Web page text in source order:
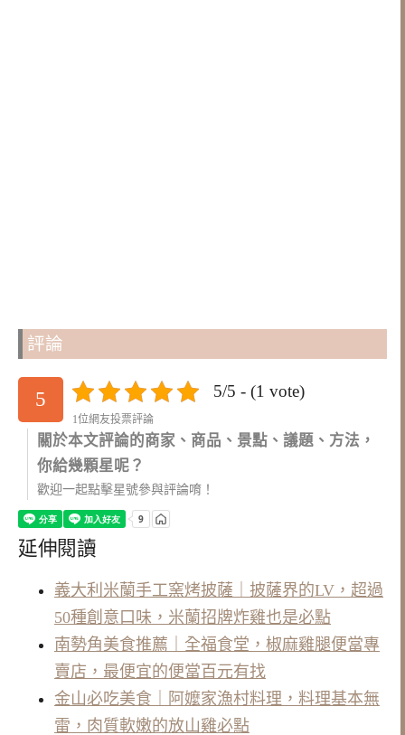
評論
5 5/5 - (1 vote)
1位網友投票評論
關於本文評論的商家、商品、景點、議題、方法，
你給幾顆星呢？
歡迎一起點擊星號參與評論唷！
延伸閱讀
義大利米蘭手工窯烤披薩｜披薩界的LV，超過
50種創意口味，米蘭招牌炸雞也是必點
南勢角美食推薦｜全福食堂，椒麻雞腿便當專
賣店，最便宜的便當百元有找
金山必吃美食｜阿嬤家漁村料理，料理基本無
雷，肉質軟嫩的放山雞必點